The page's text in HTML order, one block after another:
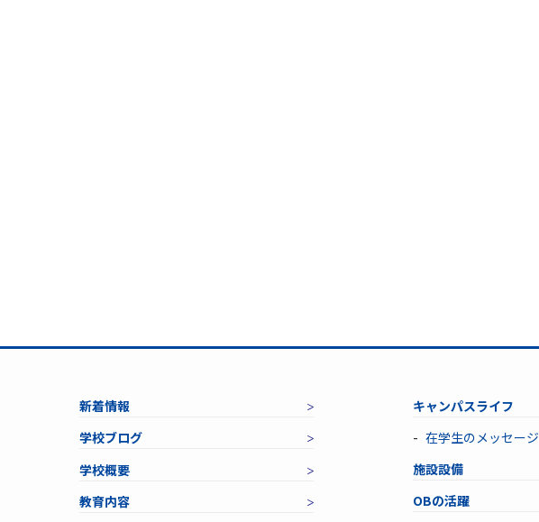
新着情報
学校ブログ
学校概要
教育内容
キャンパスライフ
在学生のメッセージ
施設設備
OBの活躍